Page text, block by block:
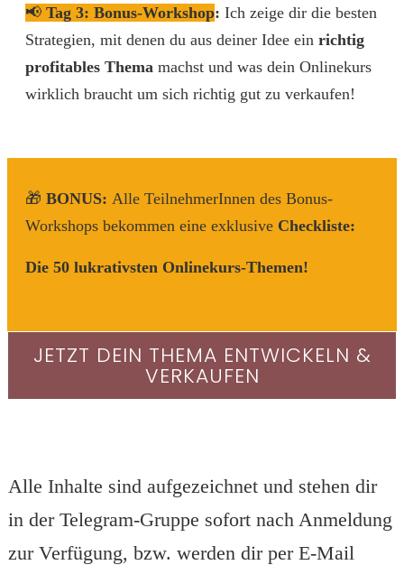
📢 Tag 3: Bonus-Workshop: Ich zeige dir die besten
Strategien, mit denen du aus deiner Idee ein richtig
profitables Thema machst und was dein Onlinekurs
wirklich braucht um sich richtig gut zu verkaufen!
🎁 BONUS: Alle TeilnehmerInnen des Bonus-
Workshops bekommen eine exklusive Checkliste:
Die 50 lukrativsten Onlinekurs-Themen!
JETZT DEIN THEMA ENTWICKELN &
VERKAUFEN
Alle Inhalte sind aufgezeichnet und stehen dir
in der Telegram-Gruppe sofort nach Anmeldung
zur Verfügung, bzw. werden dir per E-Mail